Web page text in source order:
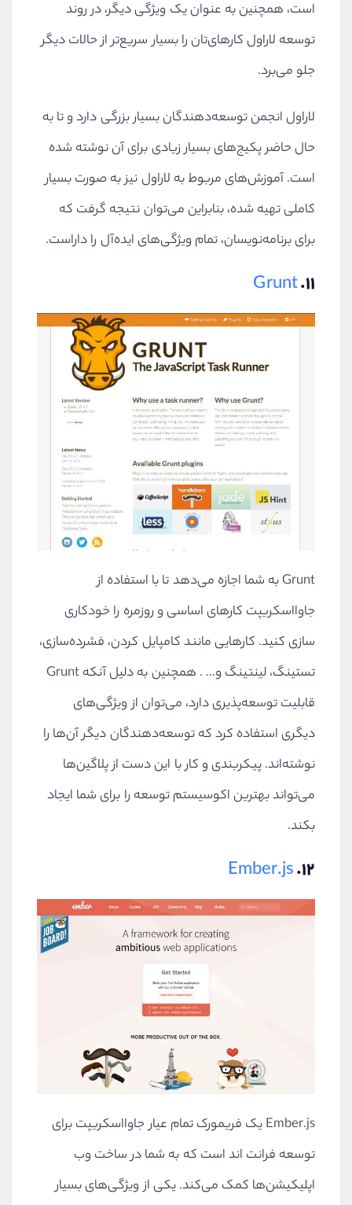
است، همچنین به عنوان یک ویژگی دیگر، در روند
توسعه لاراول کارهای‌تان را بسیار سریع‌تر از حالات دیگر
جلو می‌برد.
لاراول انجمن توسعه‌دهندگان بسیار بزرگی دارد و تا به
حال حاضر پکیج‌های بسیار زیادی برای آن نوشته شده
است. آموزش‌های مربوط به لاراول نیز به صورت بسیار
کاملی تهیه شده، بنابراین می‌توان نتیجه گرفت که
برای برنامه‌نویسان، تمام ویژگی‌های ایده‌آل را داراست.
۱۱. Grunt
Grunt به شما اجازه می‌دهد تا با استفاده از
جاوااسکریپت کارهای اساسی و روزمره را خودکاری
سازی کنید. کارهایی مانند کامپایل کردن، فشرده‌سازی،
تستینگ، لینتینگ و… . همچنین به دلیل آنکه Grunt
قابلیت توسعه‌پذیری دارد، می‌توان از ویژگی‌های
دیگری استفاده کرد که توسعه‌دهندگان دیگر آن‌ها را
نوشته‌اند. پیکربندی و کار با این دست از پلاگین‌ها
می‌تواند بهترین اکوسیستم توسعه را برای شما ایجاد
بکند.
۱۲. Ember.js
Ember.js یک فریمورک تمام عیار جاوااسکریپت برای
توسعه فرانت اند است که به شما در ساخت وب
اپلیکیشن‌ها کمک می‌کند. یکی از ویژگی‌های بسیار